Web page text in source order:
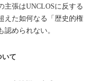
主張はUNCLOSに反する
えた如何なる「歴史的権
められない。
いて